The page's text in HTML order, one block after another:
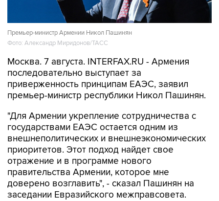
Премьер-министр Армении Никол Пашинян
Фото: Александр Миридонов/ТАСС
Москва. 7 августа. INTERFAX.RU - Армения
последовательно выступает за
приверженность принципам ЕАЭС, заявил
премьер-министр республики Никол Пашинян.
"Для Армении укрепление сотрудничества с
государствами ЕАЭС остается одним из
внешнеполитических и внешнеэкономических
приоритетов. Этот подход найдет свое
отражение и в программе нового
правительства Армении, которое мне
доверено возглавить", - сказал Пашинян на
заседании Евразийского межправсовета.